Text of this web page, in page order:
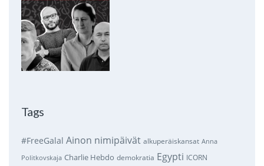
Tags
#FreeGalal Ainon nimipäivät alkuperäiskansat Anna
Politkovskaja Charlie Hebdo demokratia Egypti ICORN